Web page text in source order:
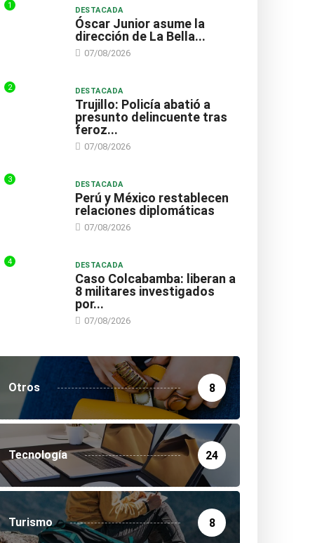
1
DESTACADA
Óscar Junior asume la
dirección de La Bella...
07/08/2026
2 DESTACADA
Trujillo: Policía abatió a
presunto delincuente tras
feroz...
07/08/2026
3
DESTACADA
Perú y México restablecen
relaciones diplomáticas
07/08/2026
4 DESTACADA
Caso Colcabamba: liberan a
8 militares investigados
por...
07/08/2026
Otros 8
Tecnología 24
Turismo 8